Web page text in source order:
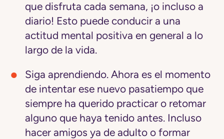
que disfruta cada semana, ¡o incluso a
diario! Esto puede conducir a una
actitud mental positiva en general a lo
largo de la vida.
Siga aprendiendo. Ahora es el momento
de intentar ese nuevo pasatiempo que
siempre ha querido practicar o retomar
alguno que haya tenido antes. Incluso
hacer amigos ya de adulto o formar